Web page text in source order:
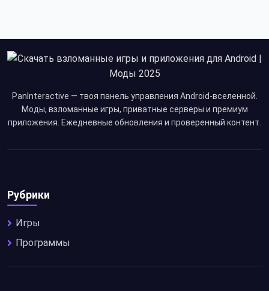
PanInteractive — твоя панель управления Android-вселенной.
Моды, взломанные игры, приватные серверы и премиум
приложения. Ежедневные обновления и проверенный контент.
Рубрики
Игры
Программы